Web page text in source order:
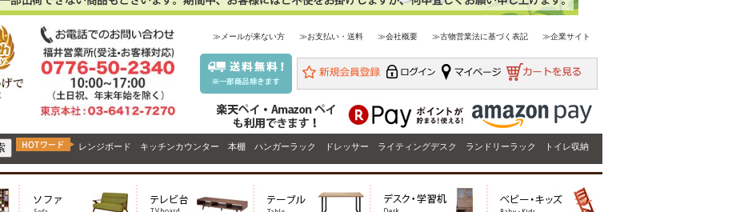
≫メールが来ない方 ≫お支払い・送料 ≫会社概要 ≫古物営業法に基づく表記 ≫企業サイト
レンジボード キッチンカウンター 本棚 ハンガーラック ドレッサー ライティングデスク ランドリーラック トイレ収納